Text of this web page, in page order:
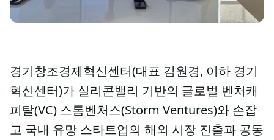
경기창조경제혁신센터(대표 김원경, 이하 경기
혁신센터)가 실리콘밸리 기반의 글로벌 벤처캐
피탈(VC) 스톰벤처스(Storm Ventures)와 손잡
고 국내 유망 스타트업의 해외 시장 진출과 공동